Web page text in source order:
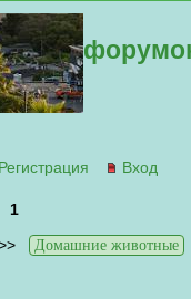
Регистрация Вход
1
Домашние животные